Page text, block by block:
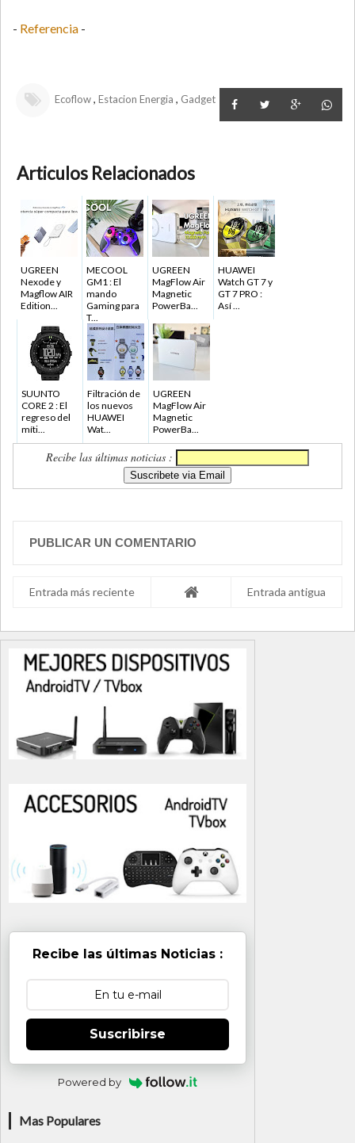
- Referencia -
Ecoflow, Estacion Energia , Gadget
Articulos Relacionados
UGREEN
Nexode y
Magflow AIR
Edition...
MECOOL
GM1 : El
mando
Gaming para
T...
UGREEN
MagFlow Air
Magnetic
PowerBa...
HUAWEI
Watch GT 7 y
GT 7 PRO :
Así ...
SUUNTO
CORE 2 : El
regreso del
míti...
Filtración de
los nuevos
HUAWEI
Wat...
UGREEN
MagFlow Air
Magnetic
PowerBa...
Recibe las últimas noticias :
PUBLICAR UN COMENTARIO
Entrada más reciente Entrada antigua
Recibe las últimas Noticias :
Suscribirse
Powered by
Mas Populares